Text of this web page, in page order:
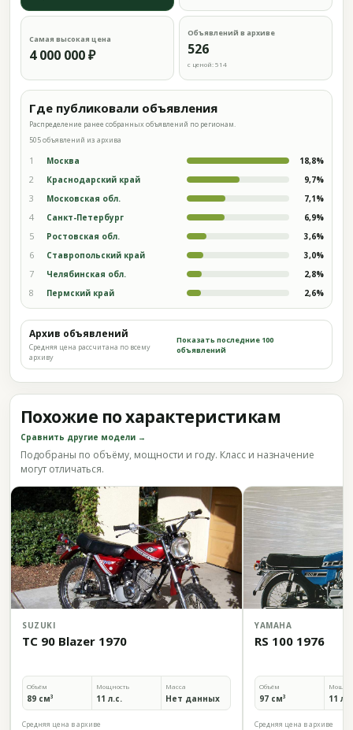
Самая высокая цена
4 000 000 ₽
Объявлений в архиве
526
с ценой: 514
Где публиковали объявления
Распределение ранее собранных объявлений по регионам.
505 объявлений из архива
1 Москва 18,8%
2 Краснодарский край 9,7%
3 Московская обл. 7,1%
4 Санкт-Петербург 6,9%
5 Ростовская обл. 3,6%
6 Ставропольский край 3,0%
7 Челябинская обл. 2,8%
8 Пермский край 2,6%
Архив объявлений
Средняя цена рассчитана по всему
архиву
Показать последние 100
объявлений
Похожие по характеристикам
Сравнить другие модели →
Подобраны по объёму, мощности и году. Класс и назначение
могут отличаться.
SUZUKI
TC 90 Blazer 1970
Объём
89 см³
Мощность
11 л.с.
Масса
Нет данных
Средняя цена в архиве
YAMAHA
RS 100 1976
Объём
97 см³ 11
Средняя цена в архиве